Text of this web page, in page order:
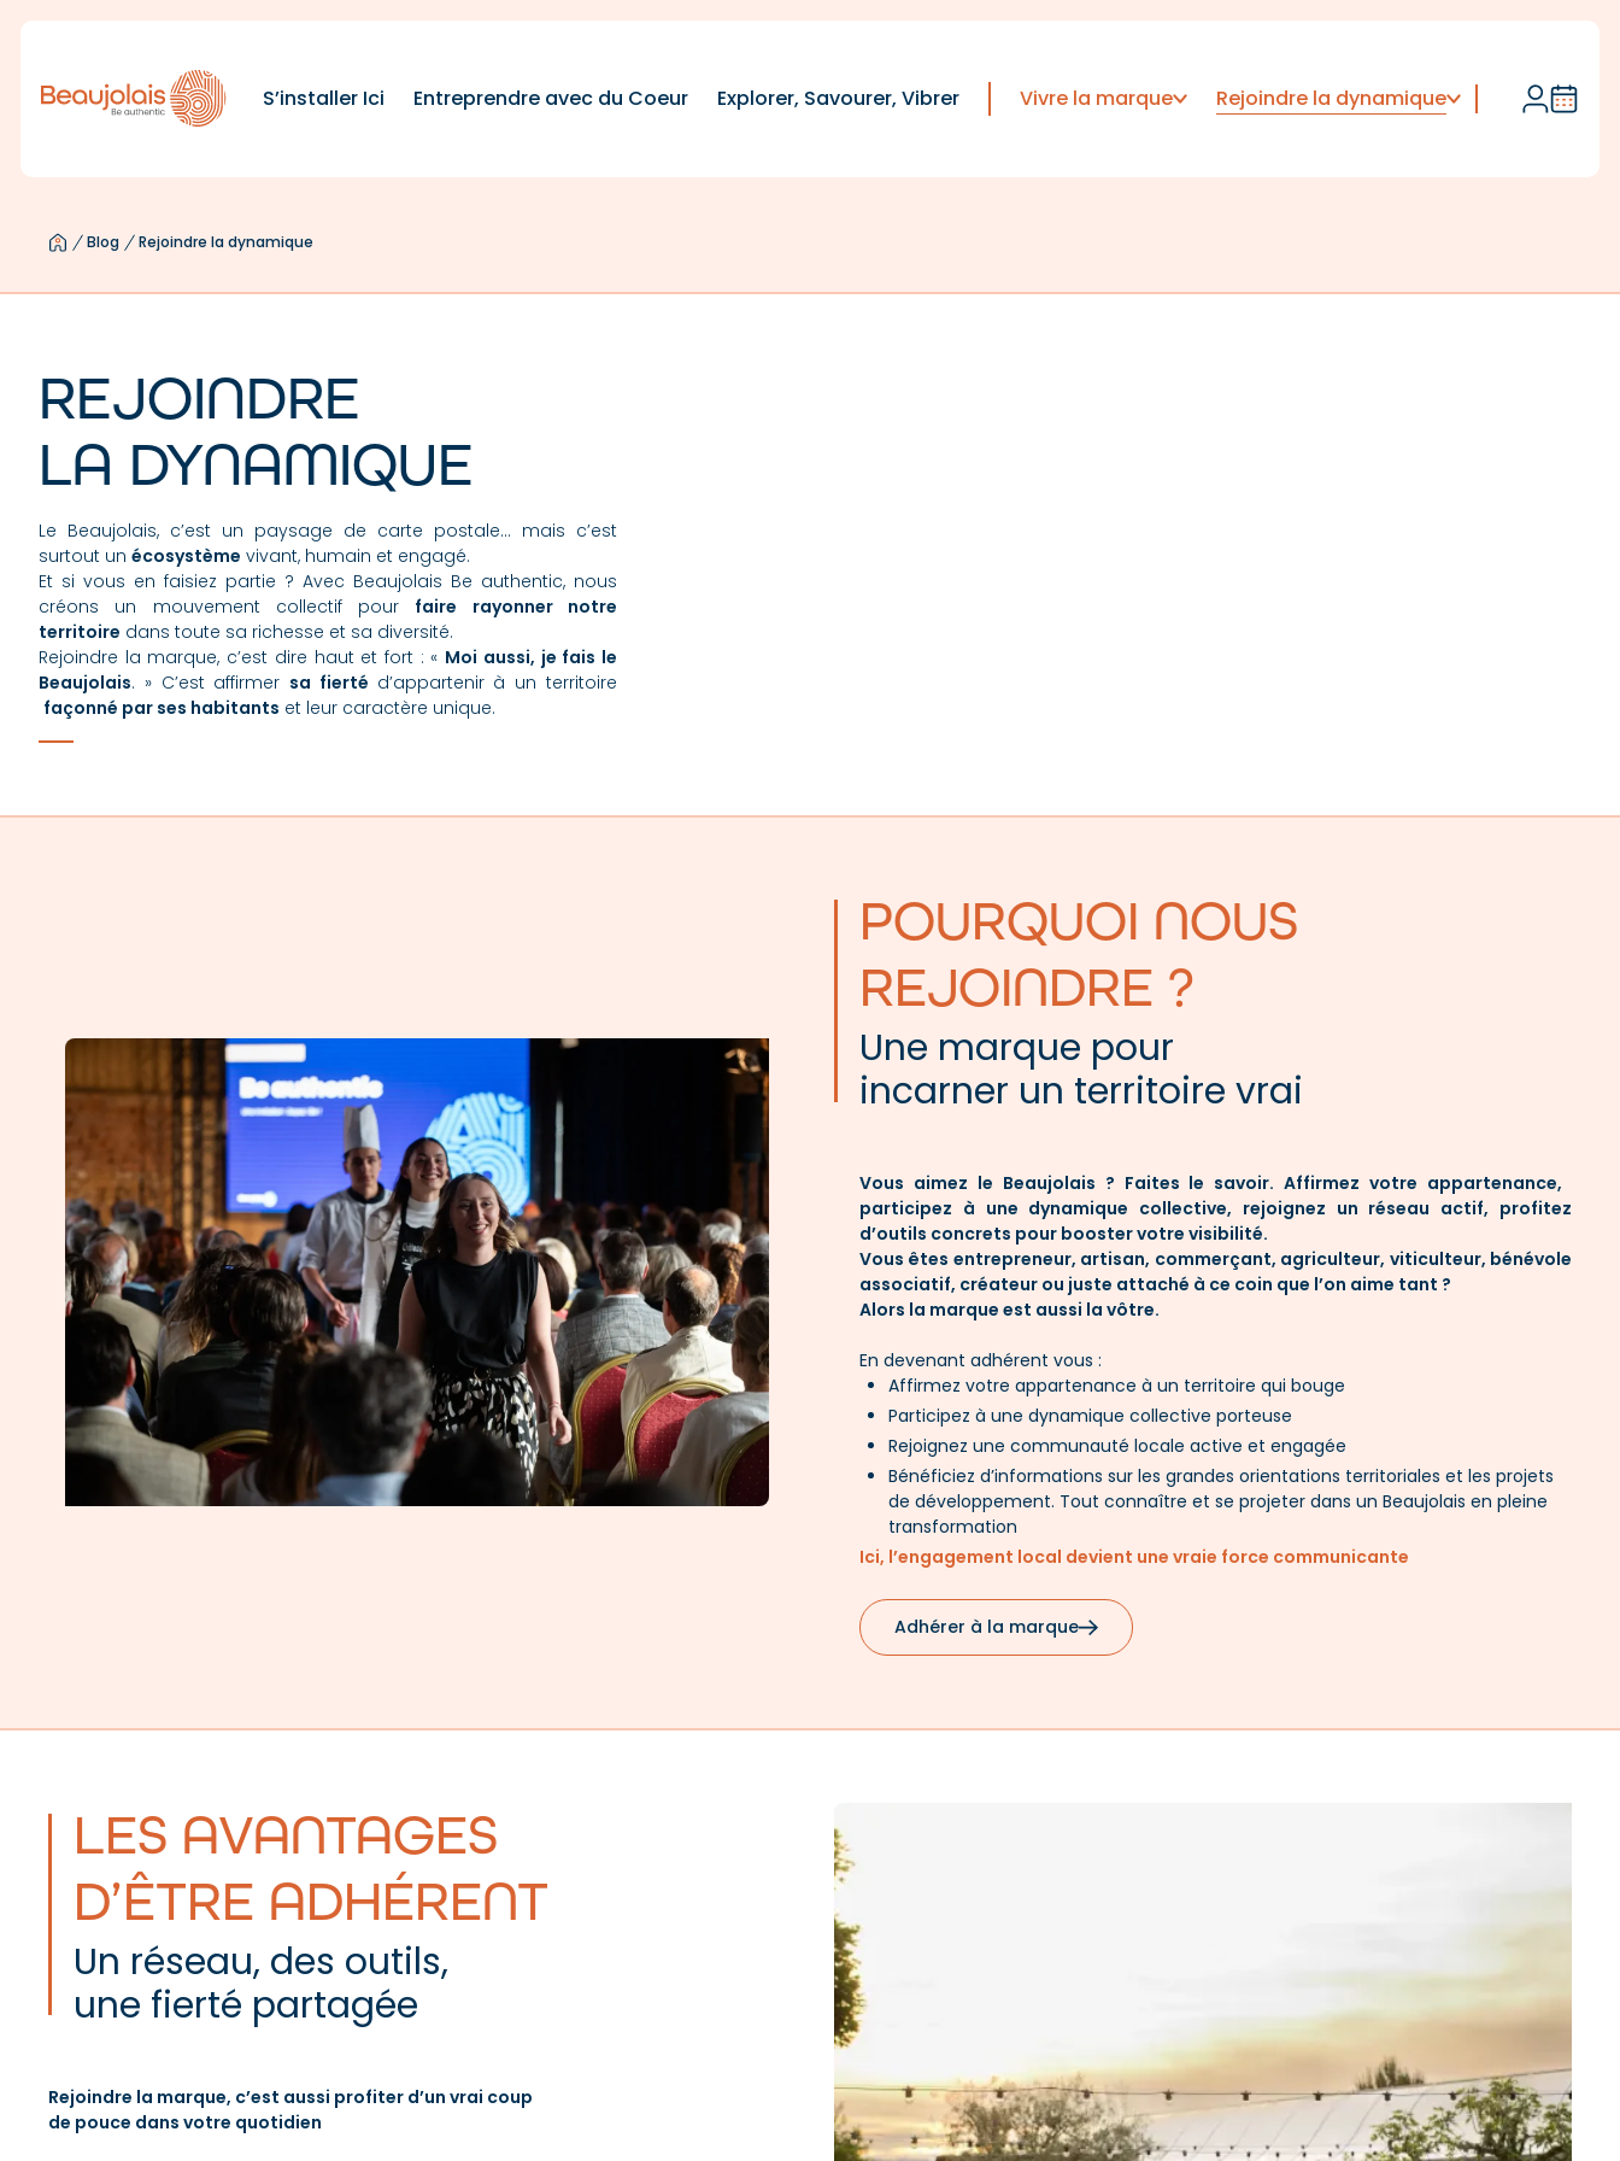
S’installer Ici Entreprendre avec du Coeur Explorer, Savourer, Vibrer Vivre la marque Rejoindre la dynamique
Blog Rejoindre la dynamique
REJOINDRE
LA DYNAMIQUE
Le Beaujolais, c’est un paysage de carte postale… mais c’est
surtout un écosystème vivant, humain et engagé.
Et si vous en faisiez partie ? Avec Beaujolais Be authentic, nous
créons un mouvement collectif pour faire rayonner notre
territoire dans toute sa richesse et sa diversité.
Rejoindre la marque, c’est dire haut et fort : « Moi aussi, je fais le
Beaujolais. » C’est affirmer sa fierté d’appartenir à un territoire
façonné par ses habitants et leur caractère unique.
POURQUOI NOUS
REJOINDRE ?
Une marque pour
incarner un territoire vrai
Vous aimez le Beaujolais ? Faites le savoir. Affirmez votre appartenance,
participez à une dynamique collective, rejoignez un réseau actif, profitez
d’outils concrets pour booster votre visibilité.
Vous êtes entrepreneur, artisan, commerçant, agriculteur, viticulteur, bénévole
associatif, créateur ou juste attaché à ce coin que l’on aime tant ?
Alors la marque est aussi la vôtre.
En devenant adhérent vous :
Affirmez votre appartenance à un territoire qui bouge
Participez à une dynamique collective porteuse
Rejoignez une communauté locale active et engagée
Bénéficiez d’informations sur les grandes orientations territoriales et les projets
de développement. Tout connaître et se projeter dans un Beaujolais en pleine
transformation
Ici, l’engagement local devient une vraie force communicante
Adhérer à la marque
LES AVANTAGES
D’ÊTRE ADHÉRENT
Un réseau, des outils,
une fierté partagée
Rejoindre la marque, c’est aussi profiter d’un vrai coup
de pouce dans votre quotidien